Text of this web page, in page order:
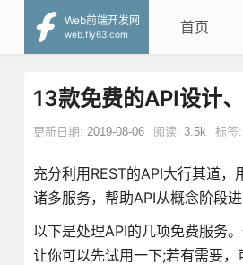
Web前端开发网
web.fly63.com
首页
13款免费的API设计
更新日期: 2019-08-06 阅读: 3.5k 标签:
充分利用REST的API大行其道
诸多服务，帮助API从概念阶段
以下是处理API​​的几项免费服务
让你可以先试用一下;若有需要，